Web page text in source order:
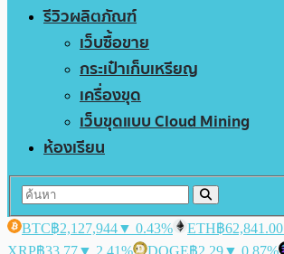
รีวิวผลิตภัณฑ์
เว็บซื้อขาย
กระเป๋าเก็บเหรียญ
เครื่องขุด
เว็บขุดแบบ Cloud Mining
ห้องเรียน
BTC฿2,127,944▼ 0.43% ETH฿62,841.00
XRP฿33.77▼ 2.41% DOGE฿2.29▼ 0.87%